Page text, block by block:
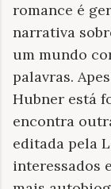
romance é
narrativa
um mundo
palavras.
Hubner está
encontra
editada pela
interessados